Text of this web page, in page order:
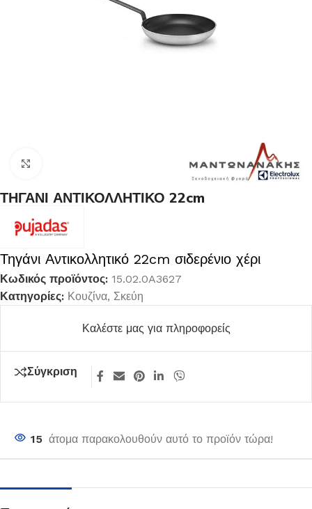
ΤΗΓΑΝΙ ΑΝΤΙΚΟΛΛΗΤΙΚΟ 22cm
Τηγάνι Αντικολλητικό 22cm σιδερένιο χέρι
Κωδικός προϊόντος: 15.02.0A3627
Κατηγορίες: Κουζίνα, Σκεύη
Καλέστε μας για πληροφορείς
Σύγκριση
15 άτομα παρακολουθούν αυτό το προϊόν τώρα!